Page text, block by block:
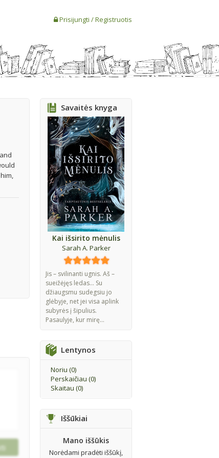
Prisijungti /Registruotis
Savaitės knyga
Kai išsirito mėnulis
Sarah A. Parker
Jis – svilinanti ugnis. Aš –
sueižėjęs ledas... Su
džiaugsmu sudegsiu jo
glėbyje, net jei visa aplink
subyrės į šipulius.
Pasaulyje, kur mirę...
Lentynos
Noriu (0)
Perskaičiau (0)
Skaitau (0)
Iššūkiai
Mano iššūkis
Norėdami pradėti iššūkį,